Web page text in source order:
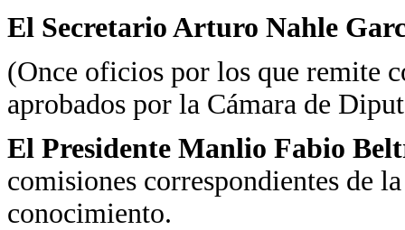
El Secretario Arturo Nahle
(Once oficios por los que remite
aprobados por la Cámara de
El Presidente Manlio Fabio
comisiones correspondientes de
conocimiento.